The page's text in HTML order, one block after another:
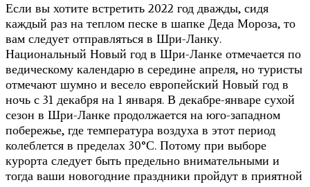
Если вы хотите встретить 2022 год дважды, сидя
каждый раз на теплом песке в шапке Деда Мороза, то
вам следует отправляться в Шри-Ланку.
Национальный Новый год в Шри-Ланке отмечается по
ведическому календарю в середине апреля, но туристы
отмечают шумно и весело европейский Новый год в
ночь с 31 декабря на 1 января. В декабре-январе сухой
сезон в Шри-Ланке продолжается на юго-западном
побережье, где температура воздуха в этот период
колеблется в пределах 30°С. Потому при выборе
курорта следует быть предельно внимательными и
тогда ваши новогодние праздники пройдут в приятной